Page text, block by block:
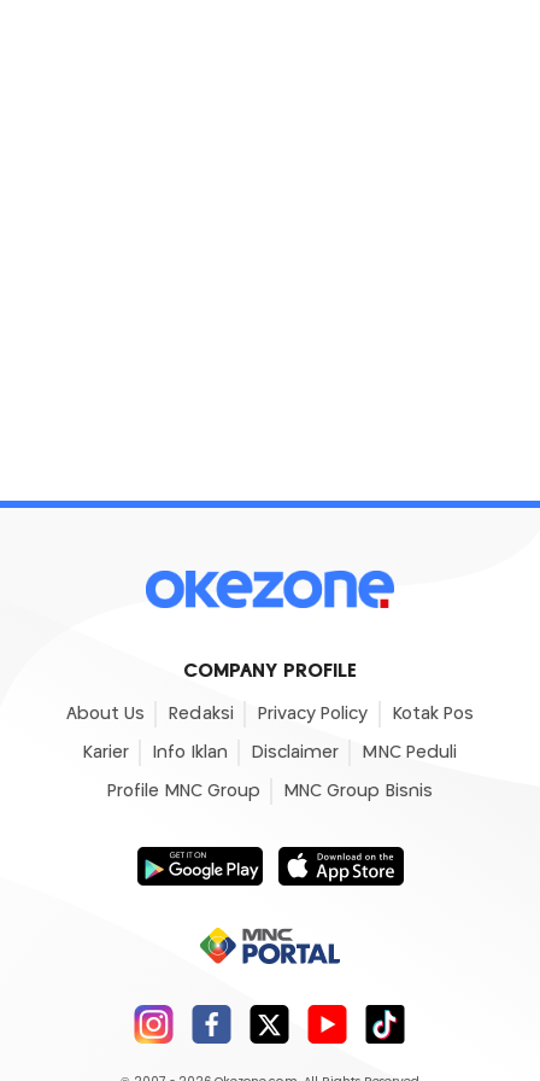
COMPANY PROFILE
About Us Redaksi Privacy Policy Kotak Pos
Karier Info Iklan Disclaimer MNC Peduli
Profile MNC Group MNC Group Bisnis